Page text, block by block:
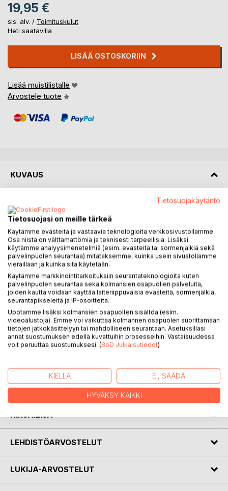
19,95 €
sis. alv. / Toimituskulut
Heti saatavilla
LISÄÄ OSTOSKORIIN
Lisää muistilistalle
Arvostele tuote
KUVAUS
Stella raotti varovasti silmiään. Hän katsoi hämmentyneenä
ympärilleen: Keitä olivat nämä ihmiset hänen sänkynsä
vieressä? Miksi hän oli sairaalassa? Mitä oli tapahtunut?
Stellalle kerrottiin, että hänelle oli tehty sydämensiirto,
mutta itse hän ei muistanut asiasta mitään. Hän oli
menettänyt leikkauksen yhteydessä muistinsa, koko
entisen elämänsä.
Kotona ihmeteltiin, kuinka tytön luonne oli muuttunut:
vaaleanpunaiset kimaltavat vaatteet vaihtuivat salibandy-
asuun ja entisestä muotibloggaajasta tuli menestyvä
junioripelaaja.
Kuka minä olen? Stella joutui usein kysymään itseltään.
Elvis. Heidän tukemanaan Stella on lopulta valmis
kohtaamaan totuuden.
KIRJAILIJA
LEHDISTÖARVOSTELUT
LUKIJA-ARVOSTELUT
Tietosuojakäytäntö
Tietosuojasi on meille tärkeä
Käytämme evästeitä ja vastaavia teknologioita verkkosivustollamme.
Osa niistä on välttämättömiä ja teknisesti tarpeellisia. Lisäksi
käytämme analyysimenetelmiä (esim. evästeitä tai sormenjälkiä sekä
palvelinpuolen seurantaa) mitataksemme, kuinka usein sivustollamme
vieraillaan ja kuinka sitä käytetään.
Käytämme markkinointitarkoituksiin seurantateknologioita kuten
palvelinpuolen seurantaa sekä kolmansien osapuolien palveluita,
joiden kautta voidaan käyttää laiteriippuvaisia evästeitä, sormenjälkiä,
seurantapikseleitä ja IP-osoitteita.
Upotamme lisäksi kolmansien osapuolten sisältöä (esim.
videoalustoja). Emme voi vaikuttaa kolmannen osapuolen suorittamaan
tietojen jatkokäsittelyyn tai mahdolliseen seurantaan. Asetuksillasi
annat suostumuksen edellä kuvattuihin prosesseihin. Vastaisuudessa
voit peruuttaa suostumuksesi. (BoD Julkaisutiedot)
KIELLÄ EI, SÄÄDÄ
HYVÄKSY KAIKKI